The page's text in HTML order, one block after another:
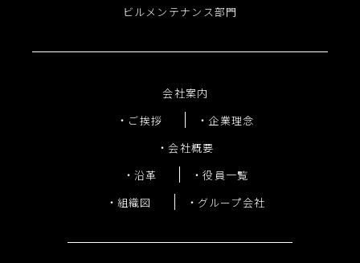
ビルメンテナンス部門
会社案内
ご挨拶
企業理念
会社概要
沿革
役員一覧
組織図
グループ会社